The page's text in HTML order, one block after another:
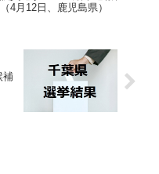
4月12日、鹿児島県）
補